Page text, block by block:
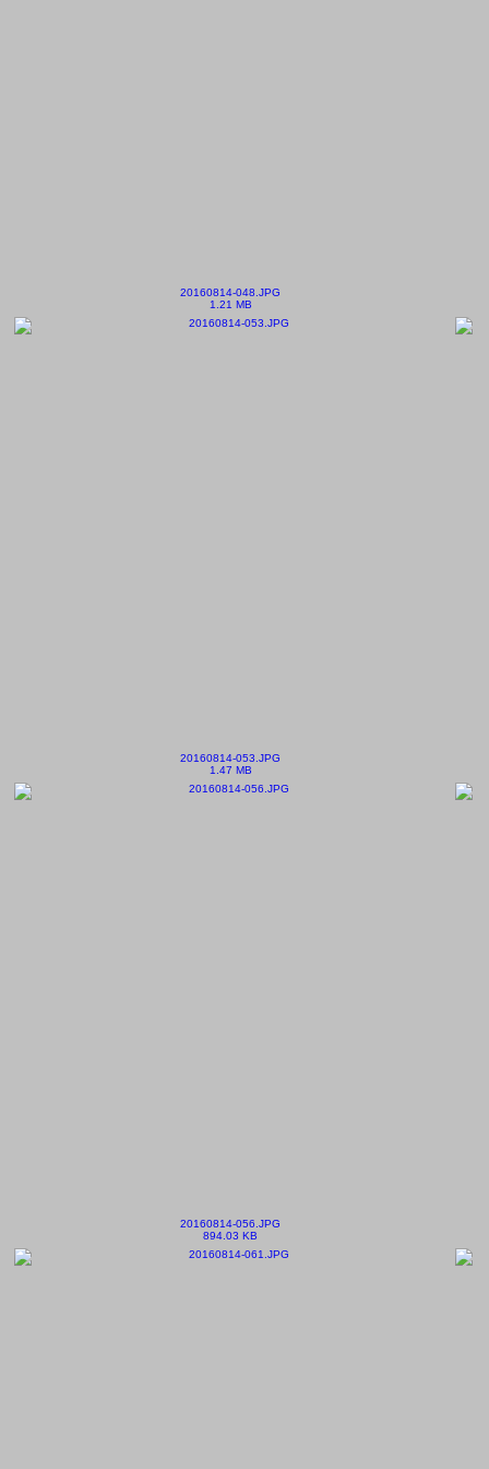
20160814-048.JPG
1.21 MB
20160814-053.JPG
1.47 MB
20160814-056.JPG
894.03 KB